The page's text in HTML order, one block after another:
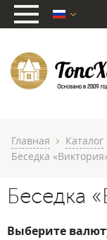
Главная chevron_right Каталог
Беседка
Беседка
Выберите